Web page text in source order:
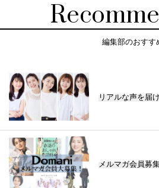
編集部のおすす
リアルな声を届
メルマガ会員募